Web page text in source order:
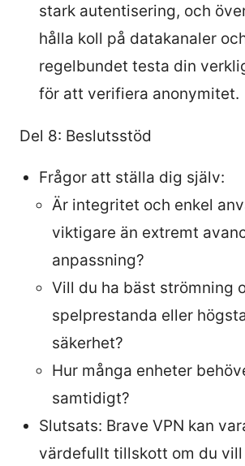
stark autentisering, och
hålla koll på datakanaler
regelbundet testa din
för att verifiera anonymitet.
Del 8: Beslutsstöd
Frågor att ställa dig själv:
Är integritet och enkel
viktigare än extremt
anpassning?
Vill du ha bäst strömning
spelprestanda eller
säkerhet?
Hur många enheter
samtidigt?
Slutsats: Brave VPN kan
värdefullt tillskott om du vill